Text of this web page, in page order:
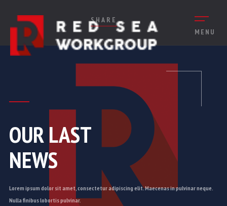
MENU
SHARE
OUR LAST
NEWS
Lorem ipsum dolor sit amet, consectetur adipiscing elit. Maecenas in pulvinar neque.
Nulla finibus lobortis pulvinar.